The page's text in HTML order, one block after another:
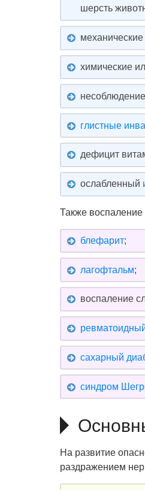
шерсть
химические
глистные
дефицит
ослабленный
Также воспаление
блефарит;
лагофтальм;
воспаление
сахарный
синдром
На развитие
раздражением